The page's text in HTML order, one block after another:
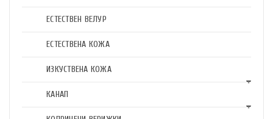
ЕСТЕСТВЕН ВЕЛУР
ЕСТЕСТВЕНА КОЖА
ИЗКУСТВЕНА КОЖА
КАНАП